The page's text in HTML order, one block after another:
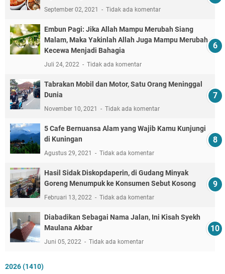
September 02, 2021 Tidak ada komentar
Embun Pagi: Jika Allah Mampu Merubah Siang
Malam, Maka Yakinlah Allah Juga Mampu Merubah
Kecewa Menjadi Bahagia
Juli 24, 2022 Tidak ada komentar
Tabrakan Mobil dan Motor, Satu Orang Meninggal
Dunia
November 10, 2021 Tidak ada komentar
5 Cafe Bernuansa Alam yang Wajib Kamu Kunjungi
di Kuningan
Agustus 29, 2021 Tidak ada komentar
Hasil Sidak Diskopdaperin, di Gudang Minyak
Goreng Menumpuk ke Konsumen Sebut Kosong
Februari 13, 2022 Tidak ada komentar
Diabadikan Sebagai Nama Jalan, Ini Kisah Syekh
Maulana Akbar
Juni 05, 2022 Tidak ada komentar
2026(1410)